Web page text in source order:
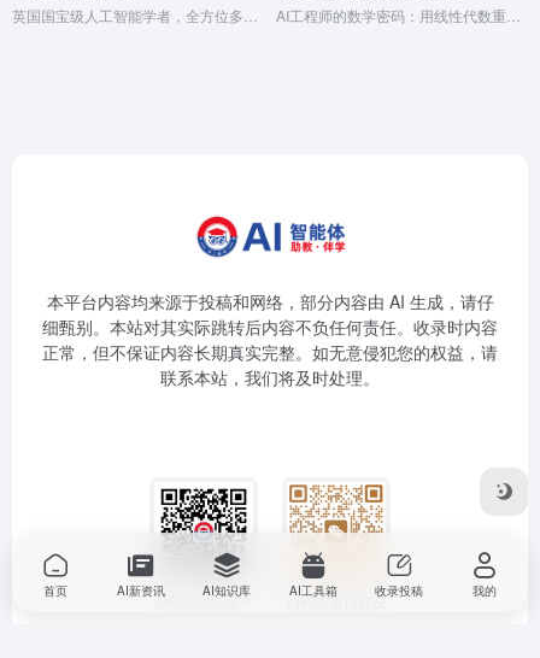
本平台内容均来源于投稿和网络，部分内容由 AI 生成，请仔
细甄别。本站对其实际跳转后内容不负任何责任。收录时内容
正常，但不保证内容长期真实完整。如无意侵犯您的权益，请
联系本站，我们将及时处理。
扫码关注公众号 扫码加微信好友
首页 AI新资讯 AI知识库 AI工具箱 收录投稿 我的